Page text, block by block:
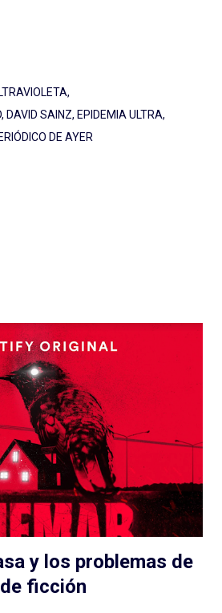
DAVID SAINZ EPIDEMIA ULTRA
DE AYER
y los problemas de
ficción